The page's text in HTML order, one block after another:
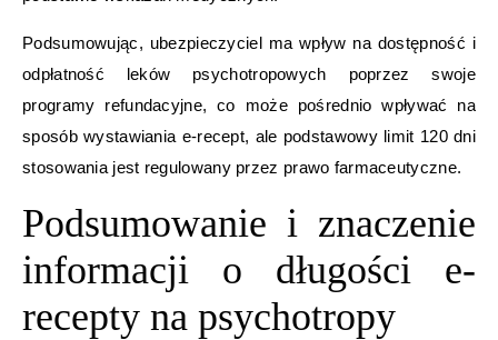
Podsumowując, ubezpieczyciel ma wpływ na dostępność i
odpłatność leków psychotropowych poprzez swoje
programy refundacyjne, co może pośrednio wpływać na
sposób wystawiania e-recept, ale podstawowy limit 120 dni
stosowania jest regulowany przez prawo farmaceutyczne.
Podsumowanie i znaczenie
informacji o długości e-
recepty na psychotropy